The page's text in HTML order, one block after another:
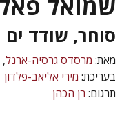
סוחר, שודד
מאת: מרסדס גרסיה-ארנל
בעריכת: מירי אליאב-פלדון
תרגום: רן הכהן